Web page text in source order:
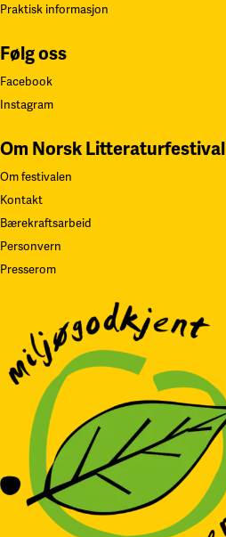
Praktisk informasjon
Følg oss
Facebook
Instagram
Om Norsk Litteraturfestival
Om festivalen
Kontakt
Bærekraftsarbeid
Personvern
Presserom